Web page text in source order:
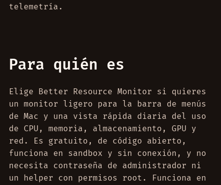
telemetría.
Para quién es
Elige Better Resource Monitor si quieres
un monitor ligero para la barra de menús
de Mac y una vista rápida diaria del uso
de CPU, memoria, almacenamiento, GPU y
red. Es gratuito, de código abierto,
funciona en sandbox y sin conexión, y no
necesita contraseña de administrador ni
un helper con permisos root. Funciona en